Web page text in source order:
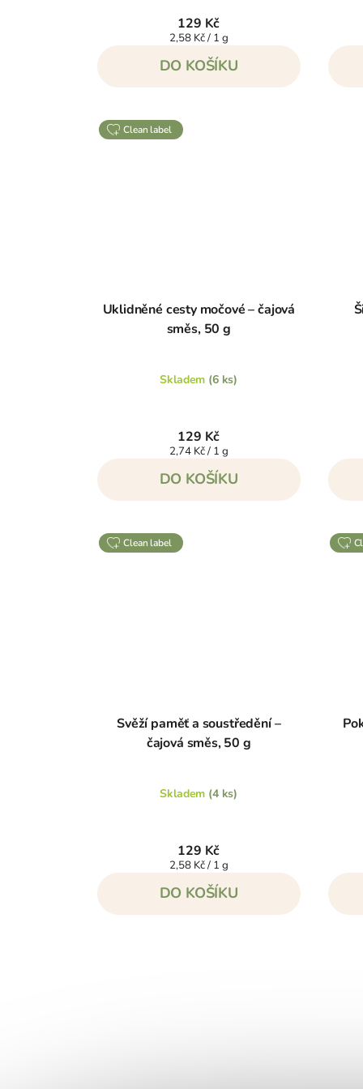
129 Kč
Měrná
2,58 Kč / 1 g
DO KOŠÍKU
clean label
Uklidněné cesty močové – čajová
směs, 50 g
Skladem (6 ks)
129 Kč
Měrná
2,74 Kč / 1 g
DO KOŠÍKU
clean label
Svěží paměť a soustředění –
čajová směs, 50 g
Skladem (4 ks)
129 Kč
Měrná
2,58 Kč / 1 g
DO KOŠÍKU